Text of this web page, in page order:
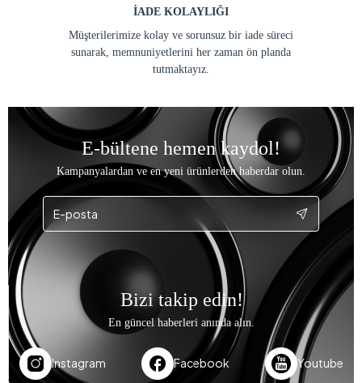
İADE KOLAYLIĞI
Müşterilerimize kolay ve sorunsuz bir iade süreci
sunarak, memnuniyetlerini her zaman ön planda
tutmaktayız.
E-bültene hemen kaydol!
Kampanyalardan ve en yeni ürünlerden haberdar olun.
Bizi takip edin!
En güncel haberleri anında alın.
Instagram Facebook Youtube